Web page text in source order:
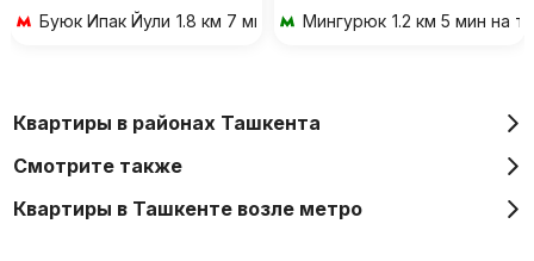
Буюк Ипак Йули 1.8 км 7 мин на транспорте
Мингурюк 1.2 км 5 мин на
Квартиры в районах Ташкента
Смотрите также
Квартиры в Ташкенте возле метро